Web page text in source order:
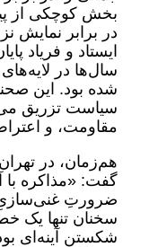
بخش کوچکی از
در برابر نمایش
ایستاد و فریاد
سال‌ها در
شده بود. این
سیاست تزریق می
مقاومت، و
هم‌زمان، در
گفت: «مذاکره
سخنان تنها یک
شکستن آینه‌ای